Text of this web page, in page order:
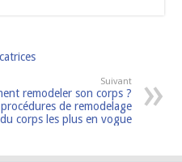
Suivant
remodeler son corps ?
de remodelage
du corps les plus en vogue